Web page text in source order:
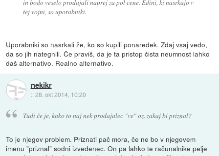
in bodo veselo prodajali naprej za pol cene. Edini, ki nasrkajo v
tej vojni, so uporabniki.
Uporabniki so nasrkali že, ko so kupili ponaredek. Zdaj vsaj vedo,
da so jih nategnili. Če praviš, da je ta pristop čista neumnost lahko
daš alternativo. Realno alternativo.
nekikr
::28. okt 2014, 10:20
Tudi če je, kako to naj nek prodajalec "ve" oz. zakaj bi priznal?
To je njegov problem. Priznati pač mora, če ne bo v njegovem
imenu "priznal" sodni izvedenec. On pa lahko te računalnike pelje